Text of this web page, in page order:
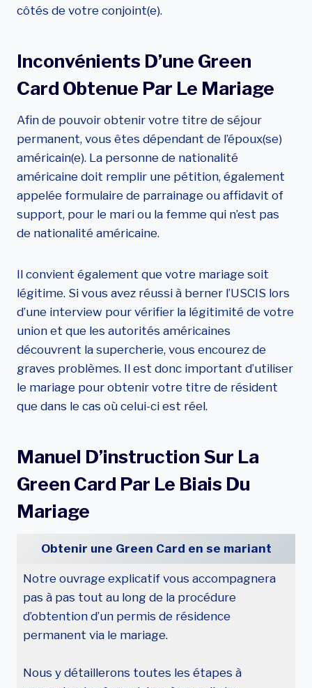
côtés de votre conjoint(e).
Inconvénients D’une Green
Card Obtenue Par Le Mariage
Afin de pouvoir obtenir votre titre de séjour
permanent, vous êtes dépendant de l’époux(se)
américain(e). La personne de nationalité
américaine doit remplir une pétition, également
appelée formulaire de parrainage ou affidavit of
support, pour le mari ou la femme qui n’est pas
de nationalité américaine.
Il convient également que votre mariage soit
légitime. Si vous avez réussi à berner l’USCIS lors
d’une interview pour vérifier la légitimité de votre
union et que les autorités américaines
découvrent la supercherie, vous encourez de
graves problèmes. Il est donc important d’utiliser
le mariage pour obtenir votre titre de résident
que dans le cas où celui-ci est réel.
Manuel D’instruction Sur La
Green Card Par Le Biais Du
Mariage
Obtenir une Green Card en se mariant
Notre ouvrage explicatif vous accompagnera
pas à pas tout au long de la procédure
d’obtention d’un permis de résidence
permanent via le mariage.
Nous y détaillerons toutes les étapes à